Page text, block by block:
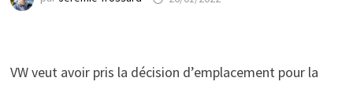
VW veut avoir pris la décision d’emplacement pour la